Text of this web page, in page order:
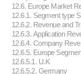
12.6. Europe Market
12.6.1. Segment type
12.6.2. Revenue and
12.6.3. Application
12.6.4. Company
12.6.5. Europe
12.6.5.1. U.K
12.6.5.2. Germany